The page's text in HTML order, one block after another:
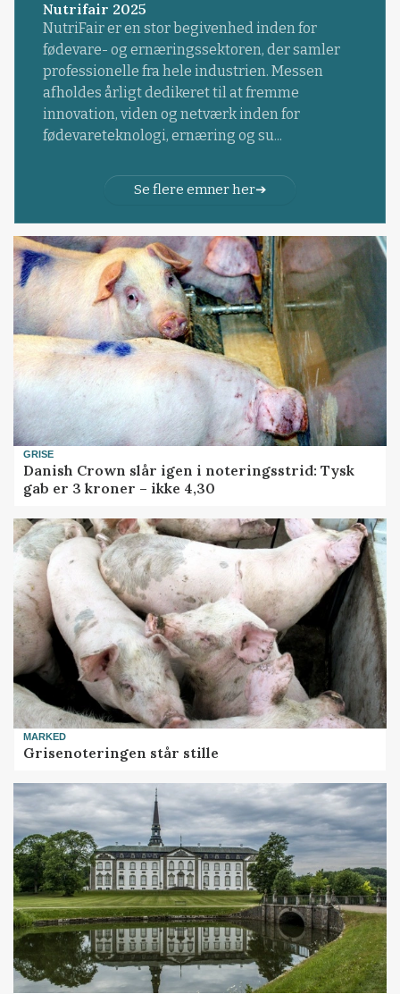
Nutrifair 2025
NutriFair er en stor begivenhed inden for
fødevare- og ernæringssektoren, der samler
professionelle fra hele industrien. Messen
afholdes årligt dedikeret til at fremme
innovation, viden og netværk inden for
fødevareteknologi, ernæring og su...
Se flere emner her
GRISE
Danish Crown slår igen i noteringsstrid: Tysk
gab er 3 kroner – ikke 4,30
MARKED
Grisenoteringen står stille